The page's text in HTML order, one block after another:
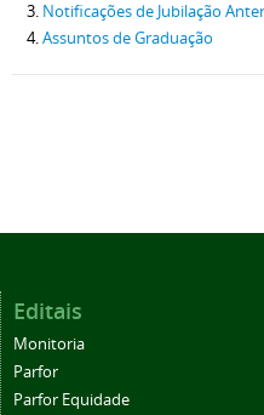
Notificações de Jubilação
Assuntos de Graduação
Editais
Monitoria
Parfor
Parfor Equidade